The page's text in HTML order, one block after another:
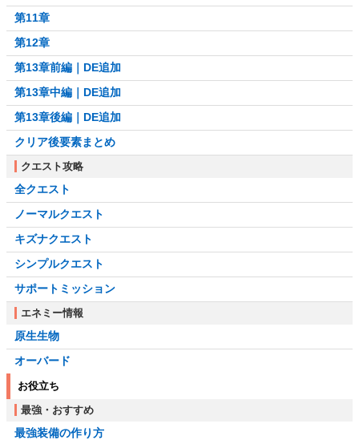
第11章
第12章
第13章前編｜DE追加
第13章中編｜DE追加
第13章後編｜DE追加
クリア後要素まとめ
クエスト攻略
全クエスト
ノーマルクエスト
キズナクエスト
シンプルクエスト
サポートミッション
エネミー情報
原生生物
オーバード
お役立ち
最強・おすすめ
最強装備の作り方